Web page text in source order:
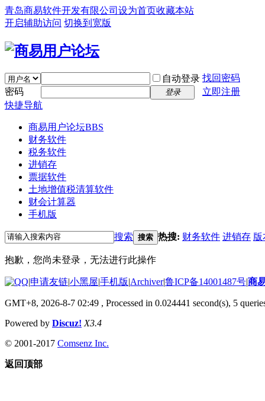
青岛商易软件开发有限公司 设为首页收藏本站
开启辅助访问 切换到宽版
自动登录 找回密码
密码
登录
立即注册
快捷导航
商易用户论坛BBS
财务软件
税务软件
进销存
票据软件
土地增值税清算软件
财会计算器
手机版
搜索 搜索 热搜: 财务软件 进销存 版
抱歉，您尚未登录，无法进行此操作
|申请友链|小黑屋|手机版|Archiver|鲁ICP备14001487号|商
GMT+8, 2026-8-7 02:49 , Processed in 0.024441 second(s), 5
Powered by Discuz! X3.4
© 2001-2017 Comsenz Inc.
返回顶部